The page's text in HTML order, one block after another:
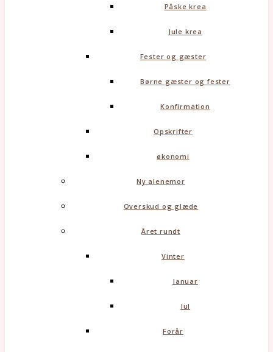
Påske krea
Jule krea
Fester og gæster
Børne gæster og fester
Konfirmation
Opskrifter
økonomi
Ny alenemor
Overskud og glæde
Året rundt
Vinter
Januar
Jul
Forår